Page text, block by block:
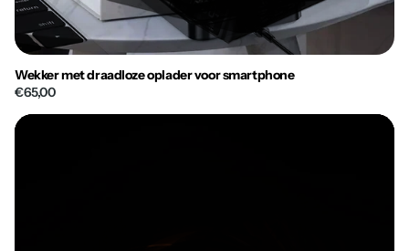
Wekker met draadloze oplader voor smartphone
€65,00